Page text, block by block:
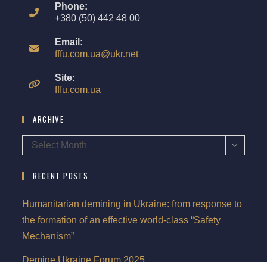
Phone:
+380 (50) 442 48 00
Email:
fffu.com.ua@ukr.net
Site:
fffu.com.ua
ARCHIVE
Select Month
RECENT POSTS
Humanitarian demining in Ukraine: from response to
the formation of an effective world-class “Safety
Mechanism”
Demine Ukraine Forum 2025